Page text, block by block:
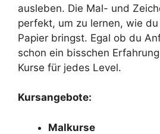
ausleben. Die Mal- und
perfekt, um zu lernen, wie
Papier bringst. Egal ob du
schon ein bisschen
Kurse für jedes Level.
Kursangebote:
Malkurse